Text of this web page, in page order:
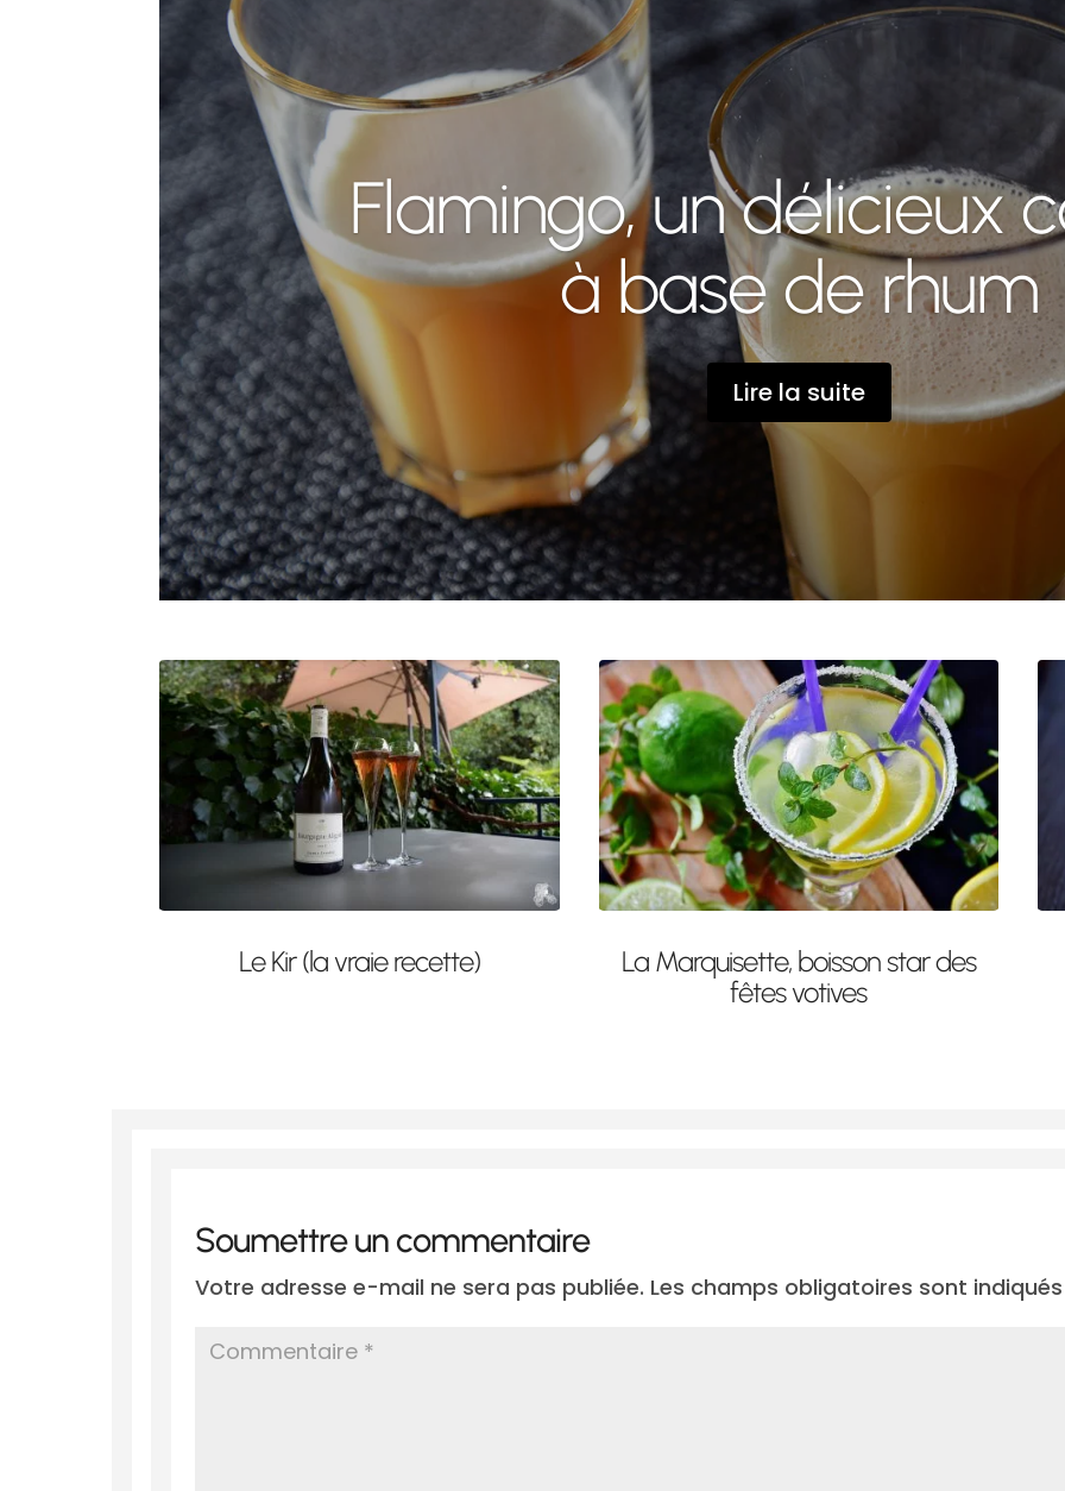
Flamingo, un délicieux
à base de rhum
Lire la suite
Le Kir (la vraie recette)
La Marquisette, boisson star des
fêtes votives
Soumettre un commentaire
Votre adresse e-mail ne sera pas publiée. Les champs obligatoires sont